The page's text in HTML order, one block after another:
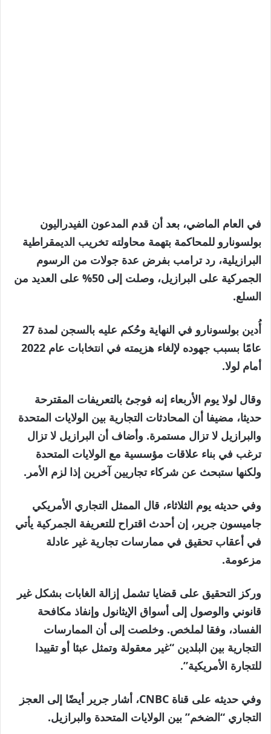
في العام الماضي، بعد أن قدم المدعون الفيدراليون
بولسونارو للمحاكمة بتهمة محاولته تخريب الديمقراطية
البرازيلية، رد ترامب بفرض عدة جولات من الرسوم
الجمركية على البرازيل، وصلت إلى 50% على العديد من
السلع.
أُدين بولسونارو في النهاية وحُكم عليه بالسجن لمدة 27
عامًا بسبب جهوده لإلغاء هزيمته في انتخابات عام 2022
أمام لولا.
وقال لولا يوم الأربعاء إنه فوجئ بالتعريفات المقترحة
حديثا، مضيفا أن المحادثات التجارية بين الولايات المتحدة
والبرازيل لا تزال مستمرة. وأضاف أن البرازيل لا تزال
ترغب في بناء علاقات مؤسسية مع الولايات المتحدة
ولكنها ستبحث عن شركاء تجاريين آخرين إذا لزم الأمر.
وفي حديثه يوم الثلاثاء، قال الممثل التجاري الأمريكي
جاميسون جرير، إن أحدث اقتراح للتعريفة الجمركية يأتي
في أعقاب تحقيق في ممارسات تجارية غير عادلة
مزعومة.
وركز التحقيق على قضايا تشمل إزالة الغابات بشكل غير
قانوني والوصول إلى أسواق الإيثانول وإنفاذ مكافحة
الفساد، وفقا لملخص. وخلصت إلى أن الممارسات
التجارية بين البلدين “غير معقولة وتمثل عبئا أو تقييدا ​​
للتجارة الأمريكية”.
وفي حديثه على قناة CNBC، أشار جرير أيضًا إلى العجز
التجاري “الضخم” بين الولايات المتحدة والبرازيل.